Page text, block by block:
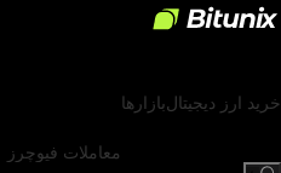
خرید ارز دیجیتالبازارها
معاملات فیوچرز